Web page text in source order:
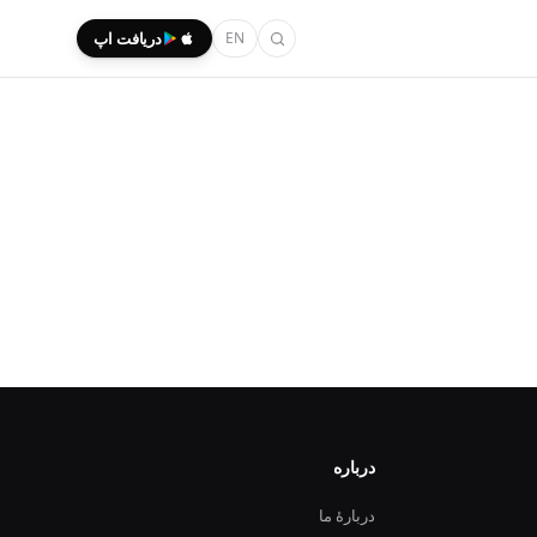
EN دریافت اپ
درباره
دربارهٔ ما